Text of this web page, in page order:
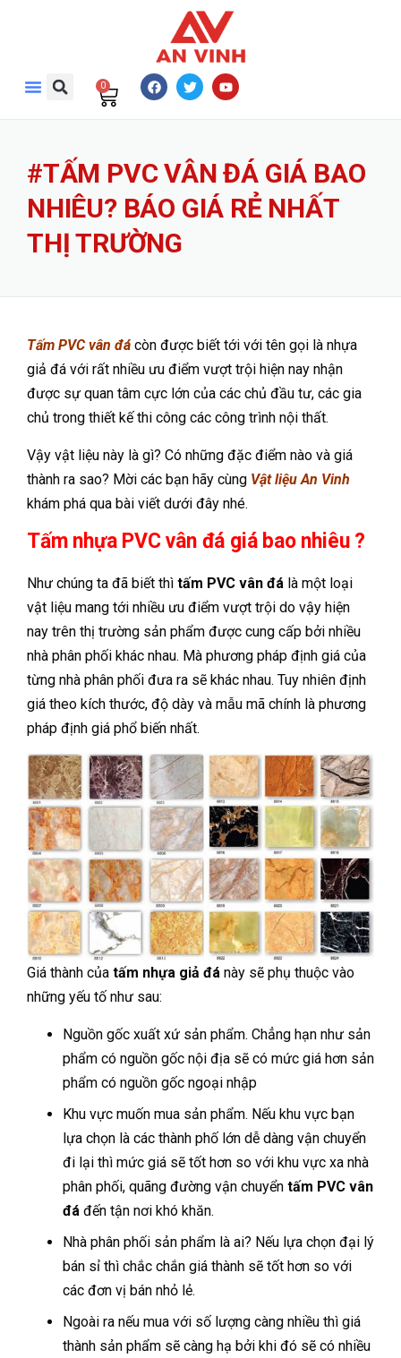
0
#TẤM PVC VÂN ĐÁ GIÁ BAO
NHIÊU? BÁO GIÁ RẺ NHẤT
THỊ TRƯỜNG
Tấm PVC vân đá còn được biết tới với tên gọi là nhựa
giả đá với rất nhiều ưu điểm vượt trội hiện nay nhận
được sự quan tâm cực lớn của các chủ đầu tư, các gia
chủ trong thiết kế thi công các công trình nội thất.
Vậy vật liệu này là gì? Có những đặc điểm nào và giá
thành ra sao? Mời các bạn hãy cùng Vật liệu An Vinh
khám phá qua bài viết dưới đây nhé.
Tấm nhựa PVC vân đá giá bao nhiêu ?
Như chúng ta đã biết thì tấm PVC vân đá là một loại
vật liệu mang tới nhiều ưu điểm vượt trội do vậy hiện
nay trên thị trường sản phẩm được cung cấp bởi nhiều
nhà phân phối khác nhau. Mà phương pháp định giá của
từng nhà phân phối đưa ra sẽ khác nhau. Tuy nhiên định
giá theo kích thước, độ dày và mẫu mã chính là phương
pháp định giá phổ biến nhất.
Giá thành của tấm nhựa giả đá này sẽ phụ thuộc vào
những yếu tố như sau:
Nguồn gốc xuất xứ sản phẩm. Chẳng hạn như sản
phẩm có nguồn gốc nội địa sẽ có mức giá hơn sản
phẩm có nguồn gốc ngoại nhập
Khu vực muốn mua sản phẩm. Nếu khu vực bạn
lựa chọn là các thành phố lớn dễ dàng vận chuyển
đi lại thì mức giá sẽ tốt hơn so với khu vực xa nhà
phân phối, quãng đường vận chuyển tấm PVC vân
đá đến tận nơi khó khăn.
Nhà phân phối sản phẩm là ai? Nếu lựa chọn đại lý
bán sỉ thì chắc chắn giá thành sẽ tốt hơn so với
các đơn vị bán nhỏ lẻ.
Ngoài ra nếu mua với số lượng càng nhiều thì giá
thành sản phẩm sẽ càng hạ bởi khi đó sẽ có nhiều